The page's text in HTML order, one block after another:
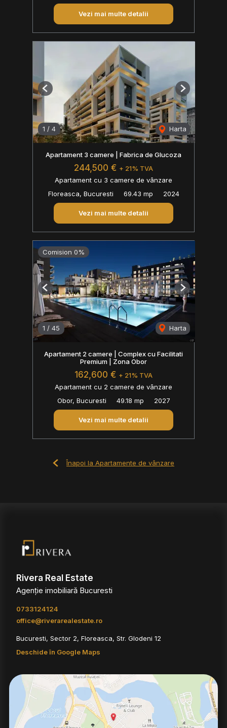
Vezi mai multe detalii
1 / 4 Harta
Previous Next
Apartament 3 camere | Fabrica de Glucoza
244,500 € + 21% TVA
Apartament cu 3 camere de vânzare
Floreasca, Bucuresti
69.43 mp 2024
Vezi mai multe detalii
Comision 0%
1 / 45 Harta
Previous Next
Apartament 2 camere | Complex cu Facilitati
Premium | Zona Obor
162,600 € + 21% TVA
Apartament cu 2 camere de vânzare
Obor, Bucuresti
49.18 mp 2027
Vezi mai multe detalii
Înapoi la Apartamente de vânzare
Rivera Real Estate
Agenție imobiliară Bucuresti
0733124124
office@riverarealestate.ro
Bucuresti, Sector 2, Floreasca, Str. Glodeni 12
Deschide în Google Maps